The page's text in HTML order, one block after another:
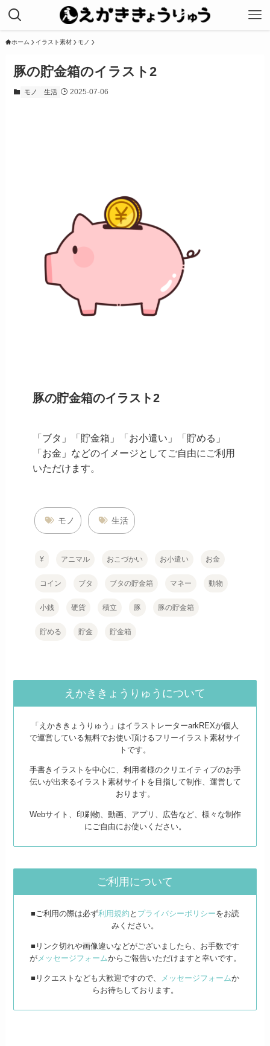
ホーム イラスト素材 モノ
豚の貯金箱のイラスト2
モノ 生活 2025-07-06
豚の貯金箱のイラスト2
「ブタ」「貯金箱」「お小遣い」「貯める」
「お金」などのイメージとしてご自由にご利用
いただけます。
モノ 生活
¥ アニマル おこづかい お小遣い お金
コイン ブタ ブタの貯金箱 マネー 動物
小銭 硬貨 積立 豚 豚の貯金箱
貯める 貯金 貯金箱
えかききょうりゅうについて
「えかききょうりゅう」はイラストレーターarkREXが個人
で運営している無料でお使い頂けるフリーイラスト素材サイ
トです。
手書きイラストを中心に、利用者様のクリエイティブのお手
伝いが出来るイラスト素材サイトを目指して制作、運営して
おります。
Webサイト、印刷物、動画、アプリ、広告など、様々な制作
にご自由にお使いください。
ご利用について
■ご利用の際は必ず利用規約 と プライバシーポリシーをお読
みください。
■リンク切れや画像違いなどがございましたら、お手数です
がメッセージフォームからご報告いただけますと幸いです。
■リクエストなども大歓迎ですので、 メッセージフォームか
らお待ちしております。